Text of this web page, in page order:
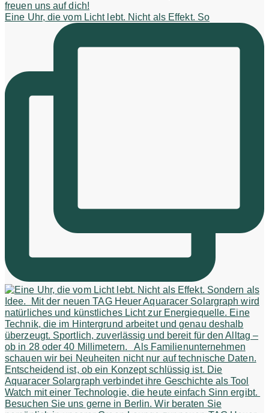
Eine Uhr, die vom Licht lebt. Nicht als Effekt. So